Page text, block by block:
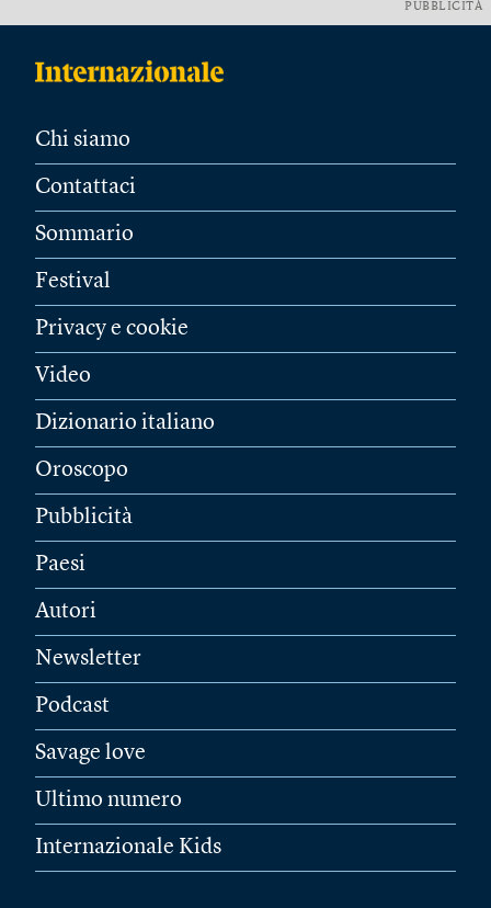
PUBBLICITÀ
Chi siamo
Contattaci
Sommario
Festival
Privacy e cookie
Video
Dizionario italiano
Oroscopo
Pubblicità
Paesi
Autori
Newsletter
Podcast
Savage love
Ultimo numero
Internazionale Kids